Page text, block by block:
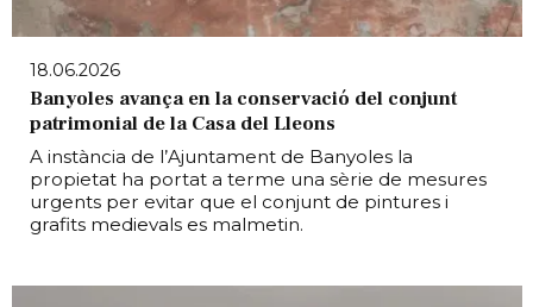
18.06.2026
Banyoles avança en la conservació del conjunt
patrimonial de la Casa del Lleons
A instància de l’Ajuntament de Banyoles la
propietat ha portat a terme una sèrie de mesures
urgents per evitar que el conjunt de pintures i
grafits medievals es malmetin.